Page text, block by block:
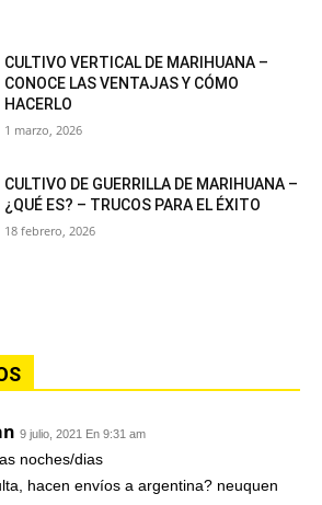
CULTIVO VERTICAL DE MARIHUANA –
CONOCE LAS VENTAJAS Y CÓMO
HACERLO
1 marzo, 2026
CULTIVO DE GUERRILLA DE MARIHUANA –
¿QUÉ ES? – TRUCOS PARA EL ÉXITO
18 febrero, 2026
9 julio, 2021 En 9:31 am
noches/dias
hacen envíos a argentina? neuquen